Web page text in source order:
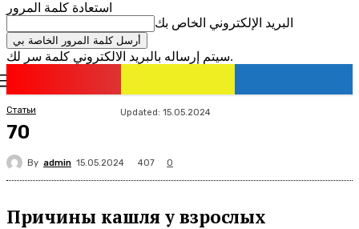
استعادة كلمة المرور
البريد الإلكتروني الخاص بك
سيتم إرساله بالبريد الالكتروني كلمة سر لك.
Статьи Updated: 15.05.2024
70
By admin 15.05.2024 407 0
Причины кашля у взрослых